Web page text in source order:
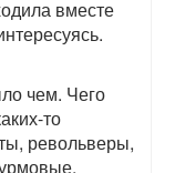
вместе
чем. Чего
то
револьверы,